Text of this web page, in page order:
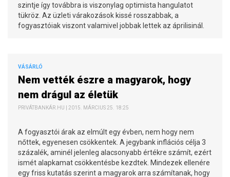
szintje így továbbra is viszonylag optimista hangulatot
tükröz. Az üzleti várakozások kissé rosszabbak, a
fogyasztóiak viszont valamivel jobbak lettek az áprilisinál.
VÁSÁRLÓ
Nem vették észre a magyarok, hogy
nem drágul az életük
PRIVÁTBANKÁR.HU | 2015. MÁRCIUS 25. 18:25
A fogyasztói árak az elmúlt egy évben, nem hogy nem
nőttek, egyenesen csökkentek. A jegybank inflációs célja 3
százalék, aminél jelenleg alacsonyabb értékre számít, ezért
ismét alapkamat csökkentésbe kezdtek. Mindezek ellenére
egy friss kutatás szerint a magyarok arra számítanak, hogy